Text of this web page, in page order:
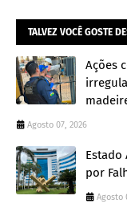
TALVEZ VOCÊ GOSTE
Ações
Agosto 07, 2026
Estado
por
Agosto